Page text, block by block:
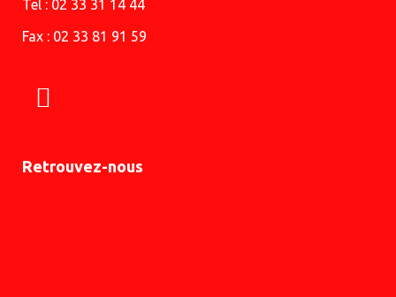
Tel : 02 33 31 14 44
Fax : 02 33 81 91 59
Retrouvez-nous